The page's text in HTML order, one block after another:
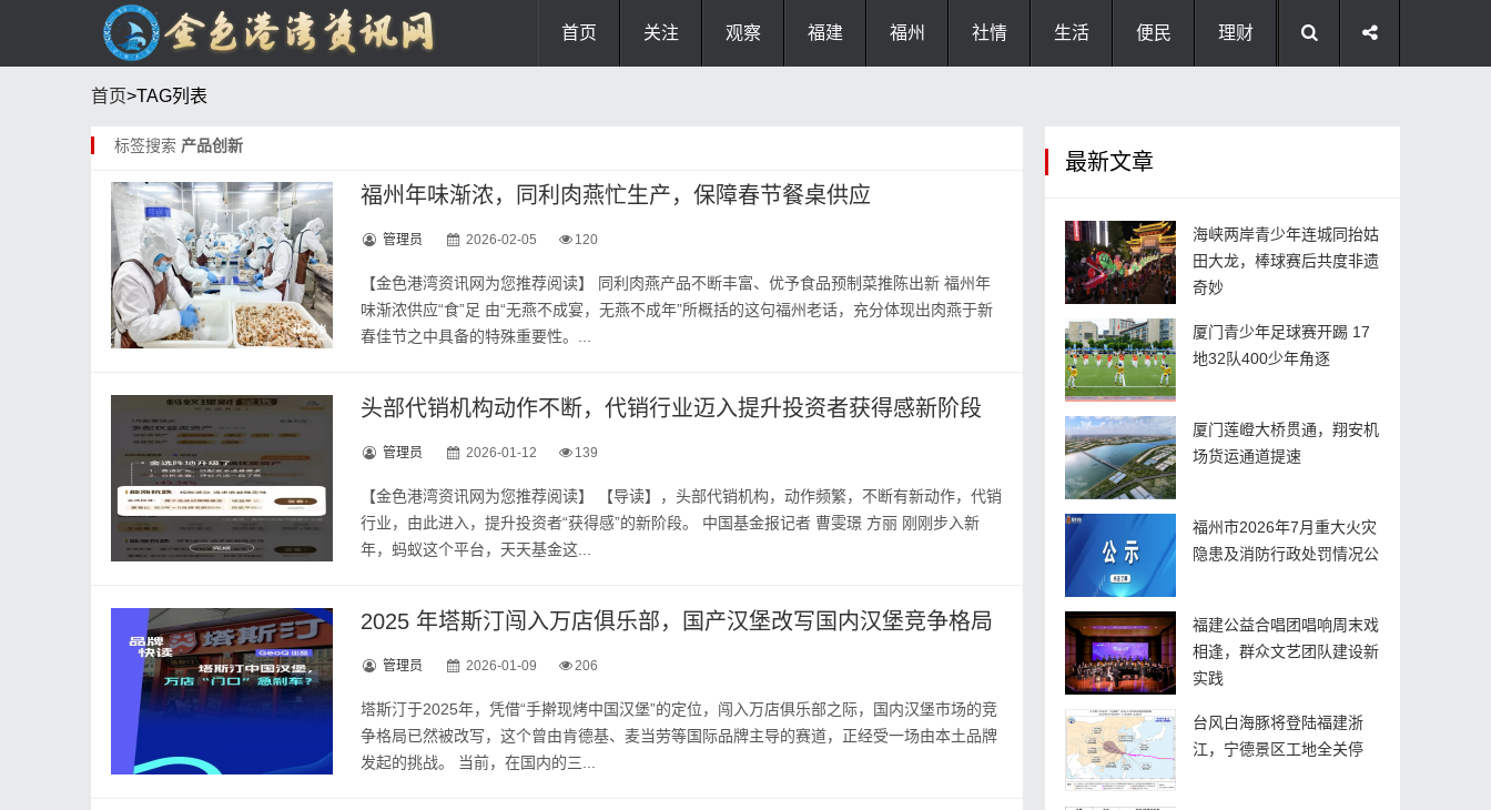
首页 关注 观察 福建 福州 社情 生活 便民 理财
首页>TAG列表
标签搜索 产品创新
福州年味渐浓，同利肉燕忙生产，保障春节餐桌供应
管理员 2026-02-05 120
【金色港湾资讯网为您推荐阅读】 同利肉燕产品不断丰富、优予食品预制菜推陈出新 福州年
味渐浓供应“食”足 由“无燕不成宴，无燕不成年”所概括的这句福州老话，充分体现出肉燕于新
春佳节之中具备的特殊重要性。...
头部代销机构动作不断，代销行业迈入提升投资者获得感新阶段
管理员 2026-01-12 139
【金色港湾资讯网为您推荐阅读】 【导读】，头部代销机构，动作频繁，不断有新动作，代销
行业，由此进入，提升投资者“获得感”的新阶段。 中国基金报记者 曹雯璟 方丽 刚刚步入新
年，蚂蚁这个平台，天天基金这...
2025 年塔斯汀闯入万店俱乐部，国产汉堡改写国内汉堡竞争格局
管理员 2026-01-09 206
塔斯汀于2025年，凭借“手擀现烤中国汉堡”的定位，闯入万店俱乐部之际，国内汉堡市场的竞
争格局已然被改写，这个曾由肯德基、麦当劳等国际品牌主导的赛道，正经受一场由本土品牌
发起的挑战。 当前，在国内的三...
最新文章
海峡两岸青少年连城同抬姑
田大龙，棒球赛后共度非遗
奇妙
厦门青少年足球赛开踢 17
地32队400少年角逐
厦门莲嶝大桥贯通，翔安机
场货运通道提速
福州市2026年7月重大火灾
隐患及消防行政处罚情况公
福建公益合唱团唱响周末戏
相逢，群众文艺团队建设新
实践
台风白海豚将登陆福建浙
江，宁德景区工地全关停